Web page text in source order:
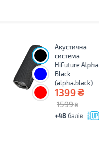
Акустична
система
HiFuture Alpha
Black
(alpha.black)
1399₴
1599 ₴
+48 балів